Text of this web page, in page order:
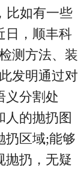
比如有一些
日，顺丰科
测方法、装
发明通过对
义分割处
的抛扔图
扔区域;能够
抛扔，无疑